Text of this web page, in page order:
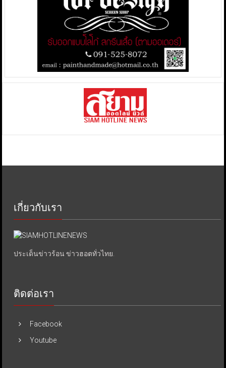
เกี่ยวกับเรา
ประเด็นข่าวร้อน ข่าวฮอตทั่วไทย.
ติดต่อเรา
Facebook
Youtube